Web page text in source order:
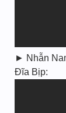
► Nhẫn
Đĩa Bịp: